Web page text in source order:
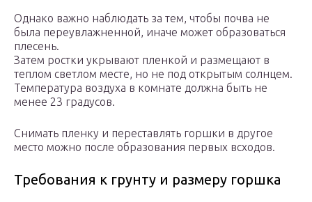
Однако важно наблюдать за тем, чтобы почва не
была переувлажненной, иначе может образоваться
плесень.
Затем ростки укрывают пленкой и размещают в
теплом светлом месте, но не под открытым солнцем.
Температура воздуха в комнате должна быть не
менее 23 градусов.
Снимать пленку и переставлять горшки в другое
место можно после образования первых всходов.
Требования к грунту и размеру горшка